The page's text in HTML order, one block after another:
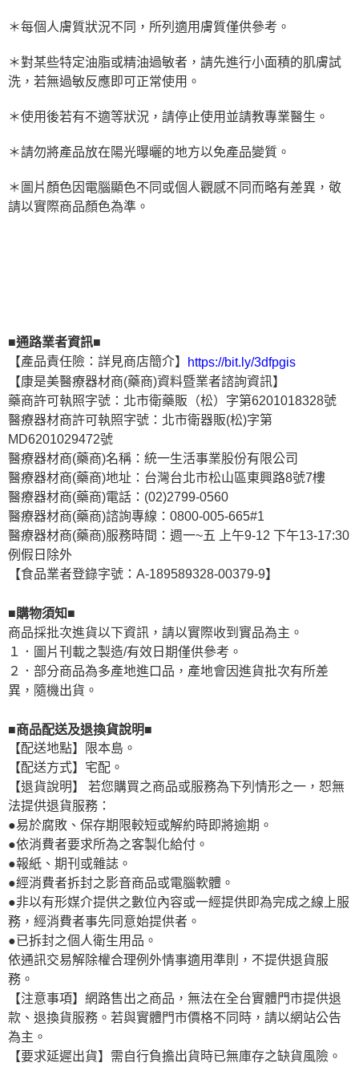
＊每個人膚質狀況不同，所列適用膚質僅供參考。
＊對某些特定油脂或精油過敏者，請先進行小面積的肌膚試
洗，若無過敏反應即可正常使用。
＊使用後若有不適等狀況，請停止使用並請教專業醫生。
＊請勿將產品放在陽光曝曬的地方以免產品變質。
＊圖片顏色因電腦顯色不同或個人觀感不同而略有差異，敬
請以實際商品顏色為準。
■通路業者資訊■
【產品責任險：詳見商店簡介】
https://bit.ly/3dfpgis
【康是美醫療器材商(藥商)資料暨業者諮詢資訊】
藥商許可執照字號：北市衛藥販（松）字第6201018328號
醫療器材商許可執照字號：北市衛器販(松)字第
MD6201029472號
醫療器材商(藥商)名稱：統一生活事業股份有限公司
醫療器材商(藥商)地址：台灣台北市松山區東興路8號7樓
醫療器材商(藥商)電話：(02)2799-0560
醫療器材商(藥商)諮詢專線：0800-005-665#1
醫療器材商(藥商)服務時間：週一~五 上午9-12 下午13-17:30
例假日除外
【食品業者登錄字號：A-189589328-00379-9】
■購物須知■
商品採批次進貨以下資訊，請以實際收到實品為主。
１．圖片刊載之製造/有效日期僅供參考。
２．部分商品為多產地進口品，產地會因進貨批次有所差
異，隨機出貨。
■商品配送及退換貨說明■
【配送地點】限本島。
【配送方式】宅配。
【退貨說明】 若您購買之商品或服務為下列情形之一，恕無
法提供退貨服務：
●易於腐敗、保存期限較短或解約時即將逾期。
●依消費者要求所為之客製化給付。
●報紙、期刊或雜誌。
●經消費者拆封之影音商品或電腦軟體。
●非以有形媒介提供之數位內容或一經提供即為完成之線上服
務，經消費者事先同意始提供者。
●已拆封之個人衛生用品。
依通訊交易解除權合理例外情事適用準則，不提供退貨服
務。
【注意事項】網路售出之商品，無法在全台實體門市提供退
款、退換貨服務。若與實體門市價格不同時，請以網站公告
為主。
【要求延遲出貨】需自行負擔出貨時已無庫存之缺貨風險。